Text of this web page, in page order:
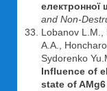
електронної
and Non-
Lobanov L.M.,
A.A.,
Sydorenko
Influence of
state of